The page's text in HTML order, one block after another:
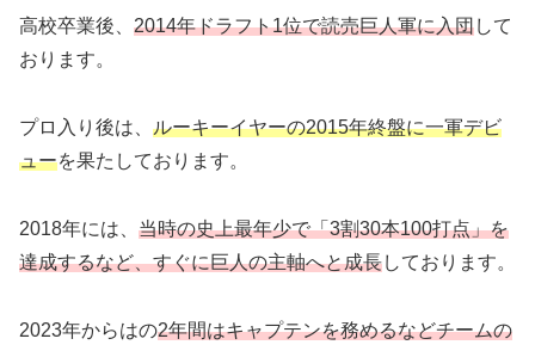
高校卒業後、 2014年ドラフト1位で読売巨人軍に入団して
おります。
プロ入り後は、 ルーキーイヤーの2015年終盤に一軍デビ
ューを果たしております。
2018年には、 当時の史上最年少で「3割30本100打点」を
達成するなど、すぐに巨人の主軸へと成長しております。
2023年からはの2年間はキャプテンを務めるなどチームの